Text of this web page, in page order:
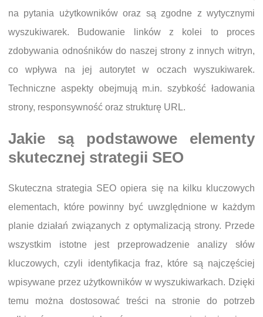
na pytania użytkowników oraz są zgodne z wytycznymi
wyszukiwarek. Budowanie linków z kolei to proces
zdobywania odnośników do naszej strony z innych witryn,
co wpływa na jej autorytet w oczach wyszukiwarek.
Techniczne aspekty obejmują m.in. szybkość ładowania
strony, responsywność oraz strukturę URL.
Jakie są podstawowe elementy
skutecznej strategii SEO
Skuteczna strategia SEO opiera się na kilku kluczowych
elementach, które powinny być uwzględnione w każdym
planie działań związanych z optymalizacją strony. Przede
wszystkim istotne jest przeprowadzenie analizy słów
kluczowych, czyli identyfikacja fraz, które są najczęściej
wpisywane przez użytkowników w wyszukiwarkach. Dzięki
temu można dostosować treści na stronie do potrzeb